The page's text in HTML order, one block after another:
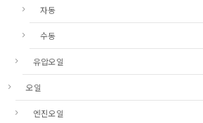
자동
수동
유압오일
오일
엔진오일